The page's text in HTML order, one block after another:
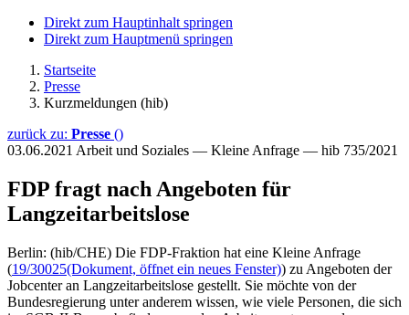
Direkt zum Hauptinhalt springen
Direkt zum Hauptmenü springen
Startseite
Presse
Kurzmeldungen (hib)
zurück zu: Presse ()
03.06.2021 Arbeit und Soziales — Kleine Anfrage — hib 735/2021
FDP fragt nach Angeboten für
Langzeitarbeitslose
Berlin: (hib/CHE) Die FDP-Fraktion hat eine Kleine Anfrage
(19/30025(Dokument, öffnet ein neues Fenster)) zu Angeboten der
Jobcenter an Langzeitarbeitslose gestellt. Sie möchte von der
Bundesregierung unter anderem wissen, wie viele Personen, die sich